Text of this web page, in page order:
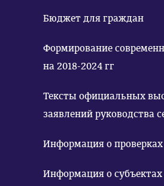
Бюджет для граждан
Формирование современной городской среды
на 2018-2024 гг
Тексты официальных
заявлений руководства
Информация о проверках
Информация о субъектах